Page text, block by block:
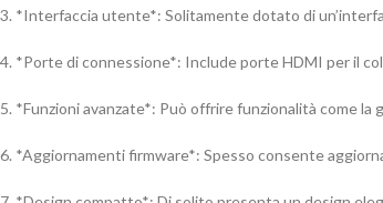
3. *Interfaccia utente*: Solitamente dotato di
4. *Porte di connessione*: Include porte HDMI per il
5. *Funzioni avanzate*: Può offrire funzionalità come la
6. *Aggiornamenti firmware*: Spesso consente